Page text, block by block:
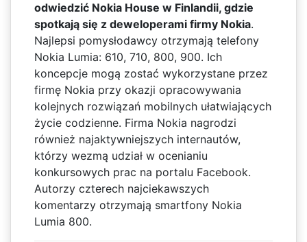
odwiedzić Nokia House w Finlandii, gdzie
spotkają się z deweloperami firmy Nokia.
Najlepsi pomysłodawcy otrzymają telefony
Nokia Lumia: 610, 710, 800, 900. Ich
koncepcje mogą zostać wykorzystane przez
firmę Nokia przy okazji opracowywania
kolejnych rozwiązań mobilnych ułatwiających
życie codzienne. Firma Nokia nagrodzi
również najaktywniejszych internautów,
którzy wezmą udział w ocenianiu
konkursowych prac na portalu Facebook.
Autorzy czterech najciekawszych
komentarzy otrzymają smartfony Nokia
Lumia 800.